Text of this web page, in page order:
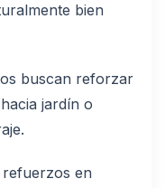
bien
buscan reforzar
jardín o
refuerzos en